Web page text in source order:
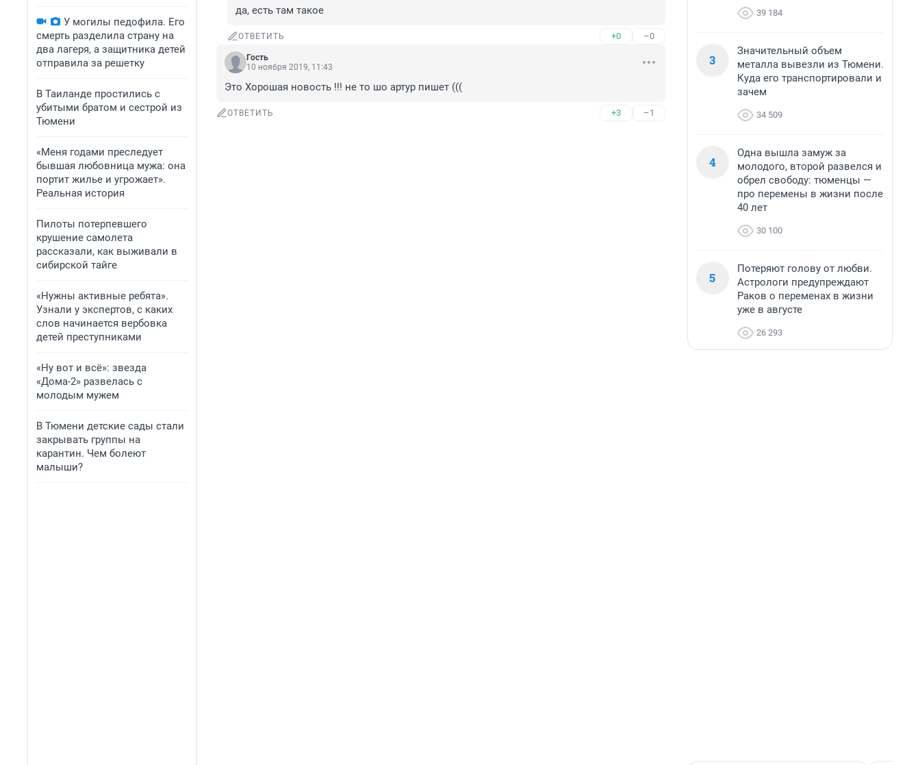
У могилы педофила. Его
смерть разделила страну на
два лагеря, а защитника детей
отправила за решетку
В Таиланде простились с
убитыми братом и сестрой из
Тюмени
«Меня годами преследует
бывшая любовница мужа: она
портит жилье и угрожает».
Реальная история
Пилоты потерпевшего
крушение самолета
рассказали, как выживали в
сибирской тайге
«Нужны активные ребята».
Узнали у экспертов, с каких
слов начинается вербовка
детей преступниками
«Ну вот и всё»: звезда
«Дома-2» развелась с
молодым мужем
В Тюмени детские сады стали
закрывать группы на
карантин. Чем болеют
малыши?
да, есть там такое
ОТВЕТИТЬ +0 –0
Гость
10 ноября 2019, 11:43
Это Хорошая новость !!! не то шо артур пишет (((
ОТВЕТИТЬ +3 –1
39 184
3
Значительный объем
металла вывезли из Тюмени.
Куда его транспортировали и
зачем
34 509
4
Одна вышла замуж за
молодого, второй развелся и
обрел свободу: тюменцы —
про перемены в жизни после
40 лет
30 100
5
Потеряют голову от любви.
Астрологи предупреждают
Раков о переменах в жизни
уже в августе
26 293